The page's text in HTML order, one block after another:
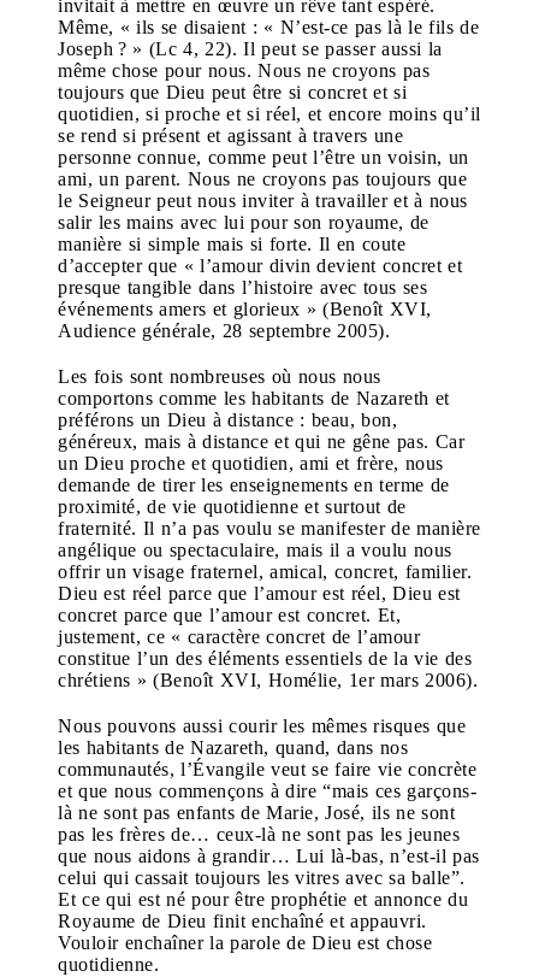
invitait à mettre en œuvre un rêve tant espéré.
Même, « ils se disaient : « N’est-ce pas là le fils de
Joseph ? » (Lc 4, 22). Il peut se passer aussi la
même chose pour nous. Nous ne croyons pas
toujours que Dieu peut être si concret et si
quotidien, si proche et si réel, et encore moins qu’il
se rend si présent et agissant à travers une
personne connue, comme peut l’être un voisin, un
ami, un parent. Nous ne croyons pas toujours que
le Seigneur peut nous inviter à travailler et à nous
salir les mains avec lui pour son royaume, de
manière si simple mais si forte. Il en coute
d’accepter que « l’amour divin devient concret et
presque tangible dans l’histoire avec tous ses
événements amers et glorieux » (Benoît XVI,
Audience générale, 28 septembre 2005).
Les fois sont nombreuses où nous nous
comportons comme les habitants de Nazareth et
préférons un Dieu à distance : beau, bon,
généreux, mais à distance et qui ne gêne pas. Car
un Dieu proche et quotidien, ami et frère, nous
demande de tirer les enseignements en terme de
proximité, de vie quotidienne et surtout de
fraternité. Il n’a pas voulu se manifester de manière
angélique ou spectaculaire, mais il a voulu nous
offrir un visage fraternel, amical, concret, familier.
Dieu est réel parce que l’amour est réel, Dieu est
concret parce que l’amour est concret. Et,
justement, ce « caractère concret de l’amour
constitue l’un des éléments essentiels de la vie des
chrétiens » (Benoît XVI, Homélie, 1er mars 2006).
Nous pouvons aussi courir les mêmes risques que
les habitants de Nazareth, quand, dans nos
communautés, l’Évangile veut se faire vie concrète
et que nous commençons à dire “mais ces garçons-
là ne sont pas enfants de Marie, José, ils ne sont
pas les frères de… ceux-là ne sont pas les jeunes
que nous aidons à grandir… Lui là-bas, n’est-il pas
celui qui cassait toujours les vitres avec sa balle”.
Et ce qui est né pour être prophétie et annonce du
Royaume de Dieu finit enchaîné et appauvri.
Vouloir enchaîner la parole de Dieu est chose
quotidienne.